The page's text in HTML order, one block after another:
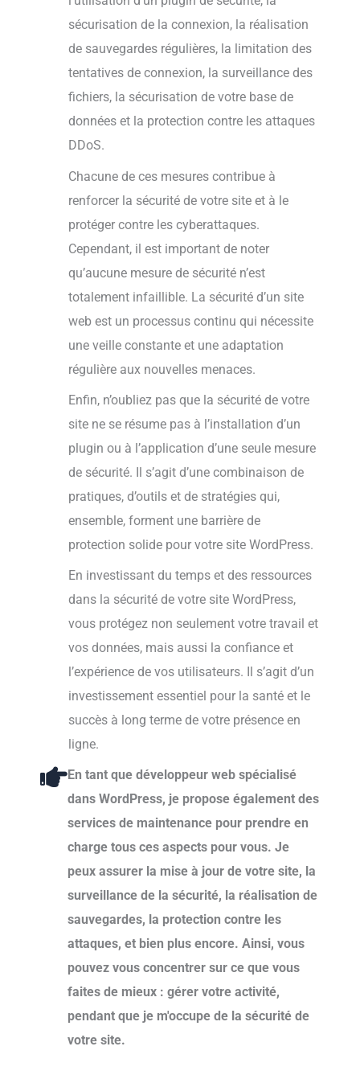
sécurisation de la connexion, la réalisation
de sauvegardes régulières, la limitation des
tentatives de connexion, la surveillance des
fichiers, la sécurisation de votre base de
données et la protection contre les attaques
DDoS.
Chacune de ces mesures contribue à
renforcer la sécurité de votre site et à le
protéger contre les cyberattaques.
Cependant, il est important de noter
qu’aucune mesure de sécurité n’est
totalement infaillible. La sécurité d’un site
web est un processus continu qui nécessite
une veille constante et une adaptation
régulière aux nouvelles menaces.
Enfin, n’oubliez pas que la sécurité de votre
site ne se résume pas à l’installation d’un
plugin ou à l’application d’une seule mesure
de sécurité. Il s’agit d’une combinaison de
pratiques, d’outils et de stratégies qui,
ensemble, forment une barrière de
protection solide pour votre site WordPress.
En investissant du temps et des ressources
dans la sécurité de votre site WordPress,
vous protégez non seulement votre travail et
vos données, mais aussi la confiance et
l’expérience de vos utilisateurs. Il s’agit d’un
investissement essentiel pour la santé et le
succès à long terme de votre présence en
ligne.
En tant que développeur web spécialisé
dans WordPress, je propose également des
services de maintenance pour prendre en
charge tous ces aspects pour vous. Je
peux assurer la mise à jour de votre site, la
surveillance de la sécurité, la réalisation de
sauvegardes, la protection contre les
attaques, et bien plus encore. Ainsi, vous
pouvez vous concentrer sur ce que vous
faites de mieux : gérer votre activité,
pendant que je m'occupe de la sécurité de
votre site.